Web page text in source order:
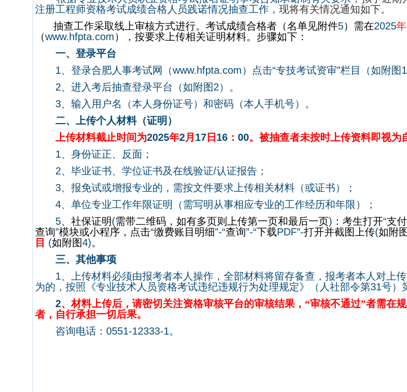
注册工程师资格考试成绩合格人员践诺情况抽查工作， 现将有关情况通知如下。
抽查工作采取线上审核方式进行。考试成绩合格者（名单见附件5）需在2025年
（www.hfpta.com），按要求上传相关证明材料。步骤如下：
一、登录平台
1、登录合肥人事考试网（www.hfpta.com） 点击“专技考试资审”栏目（如附图1
2、 进入考后抽查登录平台 （如附图2）。
3、 输入 用户名（本人身份证号）和密码（本人手机号）。
二、上传个人材料（证明）
上传材料截止时间为2025年2月 17日 16： 00。被抽查者未按时上传资料即视为
1、身份证正、反面；
2、毕业证书、学位证书及在线验证/认证报告；
3、报免试或增报专业的，需按文件要求上传相关材料（或证书）；
4、单位专业工作年限证明（需写明从事相应专业的工作经历和年限）；
5、社保证明(需带二维码，如有多页则上传第一页和最后一页) ：考生打开“支
查询”模块或小程序，点击“缴费账目明细”-“查询”-“下载PDF”-打开并截图上传(如附图
目 (如附图4)。
三、其他事项
1、上传材料必须由报考者本人操作， 全部材料将留存备查，报考者本人对上传
为的，按照《专业技术人员资格考试违纪违规行为处理规定》（人社部令第31号）
2、材料上传后，请密切关注资格审核平台的审核结果，“审核不通过”者需在
者，自行承担一切后果。
咨询电话： 0551-12333-1。